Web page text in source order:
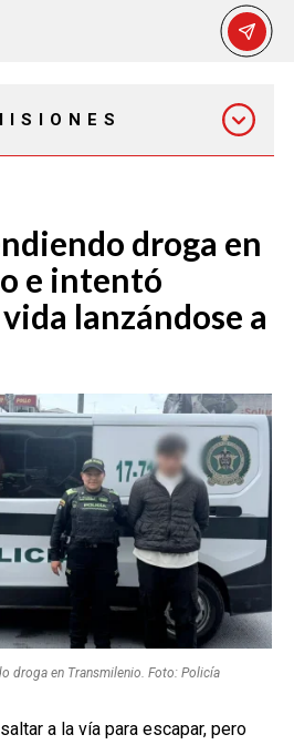
EMISIÓN 7:00 PM
droga en
e intentó
lanzándose a
droga en Transmilenio. Foto: Policía
a la vía para escapar, pero